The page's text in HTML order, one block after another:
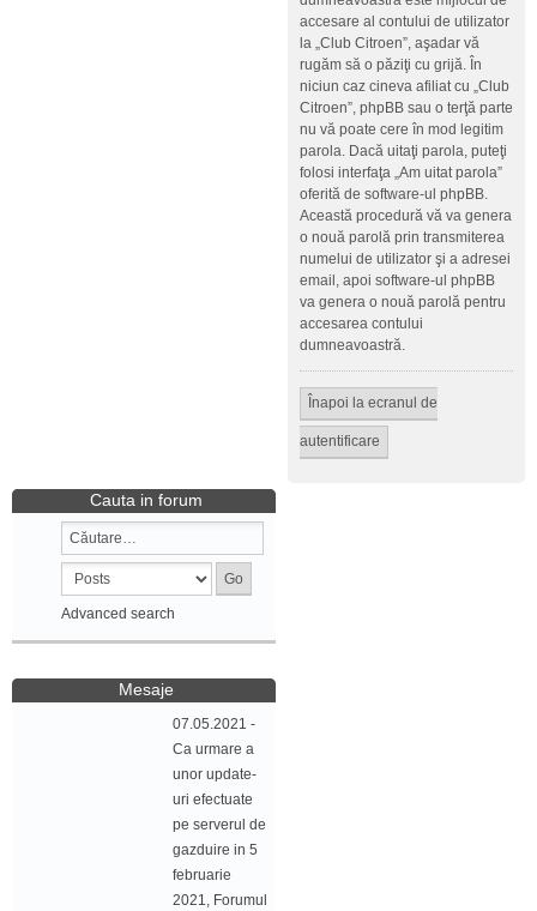
accesare al contului de utilizator
la „Club Citroen”, aşadar vă
rugăm să o păziţi cu grijă. În
niciun caz cineva afiliat cu „Club
Citroen”, phpBB sau o terţă parte
nu vă poate cere în mod legitim
parola. Dacă uitaţi parola, puteţi
folosi interfaţa „Am uitat parola”
oferită de software-ul phpBB.
Această procedură vă va genera
o nouă parolă prin transmiterea
numelui de utilizator şi a adresei
email, apoi software-ul phpBB
va genera o nouă parolă pentru
accesarea contului
dumneavoastră.
Înapoi la ecranul de
autentificare
Cauta in forum
Advanced search
Mesaje
07.05.2021 -
Ca urmare a
unor update-
uri efectuate
pe serverul de
gazduire in 5
februarie
2021, Forumul